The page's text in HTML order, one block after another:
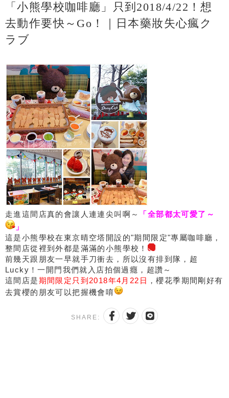
「小熊學校咖啡廳」只到2018/4/22！想
去動作要快～go！｜日本藥妝失心瘋ク
ラブ
走進這間店真的會讓人連連尖叫啊～
「全部都太可愛了～
」
這是小熊學校在東京晴空塔開設的"期間限定"專屬咖啡廳，
整間店從裡到外都是滿滿的小熊學校！
前幾天跟朋友一早就手刀衝去，所以沒有排到隊，超
Lucky！一開門我們就入店拍個過癮，超讚～
這間店是期間限定只到2018年4月22日 ，櫻花季期間剛好有
去賞櫻的朋友可以把握機會唷
SHARE: